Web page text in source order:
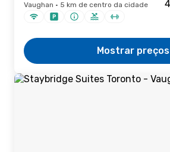
Vaughan · 5 km de centro da cidade
Mostrar preços